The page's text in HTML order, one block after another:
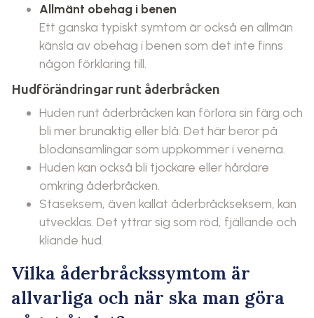
Allmänt obehag i benen
Ett ganska typiskt symtom är också en allmän
känsla av obehag i benen som det inte finns
någon förklaring till.
Hudförändringar runt åderbråcken
Huden runt åderbråcken kan förlora sin färg och
bli mer brunaktig eller blå. Det här beror på
blodansamlingar som uppkommer i venerna.
Huden kan också bli tjockare eller hårdare
omkring åderbråcken.
Staseksem, även kallat åderbråckseksem, kan
utvecklas. Det yttrar sig som röd, fjällande och
kliande hud.
Vilka åderbråckssymtom är
allvarliga och när ska man göra